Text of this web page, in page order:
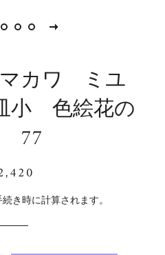
マカワ ミユ
色絵花の
77
き時に計算されます。